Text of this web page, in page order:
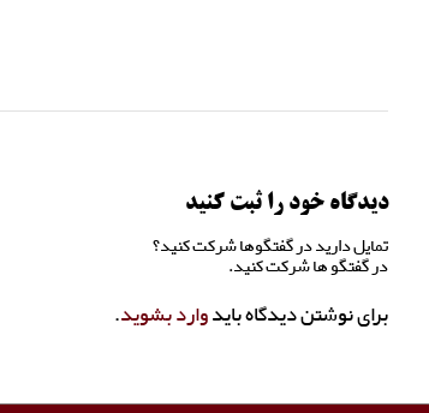
دیدگاه خود را ثبت کنید
تمایل دارید در گفتگوها شرکت کنید؟
در گفتگو ها شرکت کنید.
برای نوشتن دیدگاه بایدوارد بشوید.